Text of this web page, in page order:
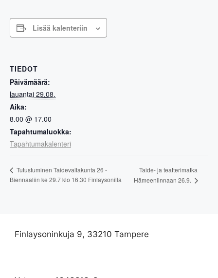
Lisää kalenteriin
TIEDOT
Päivämäärä:
lauantai 29.08.
Aika:
8.00 @ 17.00
Tapahtumaluokka:
Tapahtumakalenteri
Tutustuminen Taidevaltakunta 26 -
Biennaaliin ke 29.7 klo 16.30 Finlaysonilla
Taide- ja teatterimatka
Hämeenlinnaan 26.9.
Finlaysoninkuja 9, 33210 Tampere